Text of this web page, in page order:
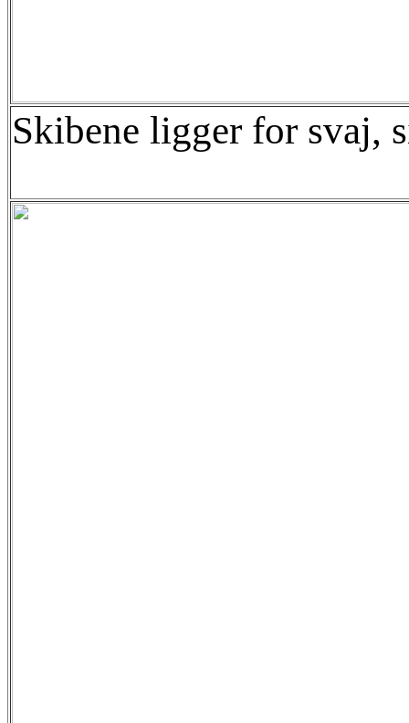
Skibene ligger for svaj,